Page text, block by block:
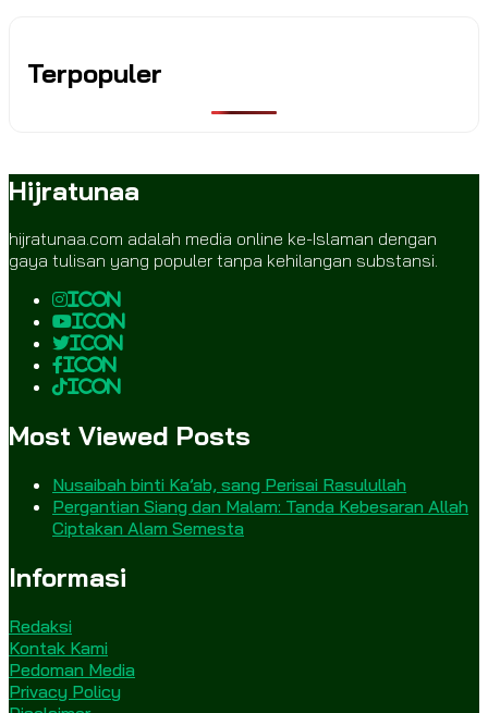
Terpopuler
Hijratunaa
hijratunaa.com adalah media online ke-Islaman dengan
gaya tulisan yang populer tanpa kehilangan substansi.
icon
icon
icon
icon
icon
Most Viewed Posts
Nusaibah binti Ka’ab, sang Perisai Rasulullah
Pergantian Siang dan Malam: Tanda Kebesaran Allah
Ciptakan Alam Semesta
Informasi
Redaksi
Kontak Kami
Pedoman Media
Privacy Policy